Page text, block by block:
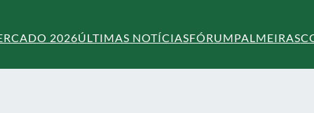
2026ÚLTIMAS NOTÍCIASFÓRUMPALMEIRAS